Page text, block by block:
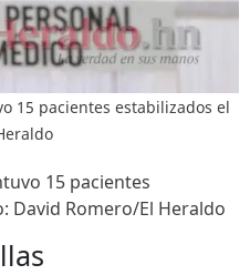
15 pacientes estabilizados el
15 pacientes
David Romero/El Heraldo